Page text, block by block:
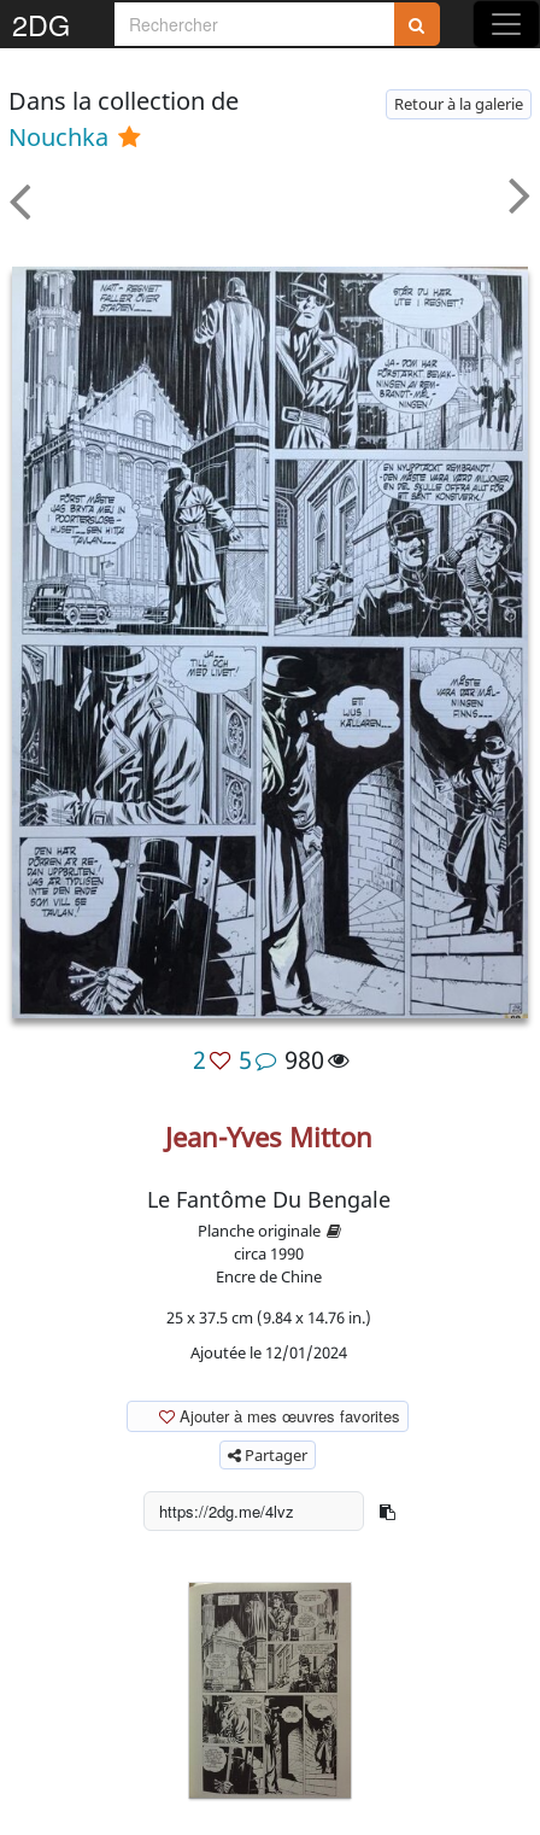
2DG
Dans la collection de
Nouchka
Retour à la galerie
2 5 980
Jean-Yves Mitton
Le Fantôme Du Bengale
Planche originale
circa 1990
Encre de Chine
25 x 37.5 cm (9.84 x 14.76 in.)
Ajoutée le 12/01/2024
Ajouter à mes œuvres favorites
Partager